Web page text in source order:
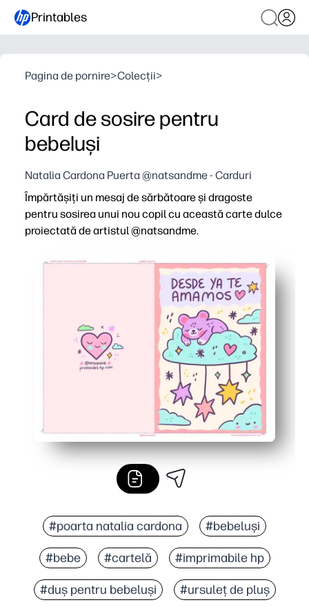
Printables
Pagina de pornire>Colecții>
Card de sosire pentru
bebeluși
Natalia Cardona Puerta @natsandme - Carduri
Împărtășiți un mesaj de sărbătoare și dragoste
pentru sosirea unui nou copil cu această carte dulce
proiectată de artistul @natsandme.
Imprimați, pliați și semnați în câteva minute - perfect
Ilustrația creată de artiști adaugă căldură și farmec -
Goliți interiorul pentru mesaje sincere - personalizați
Proiectat pentru imprimare ușoară la domiciliu -
#poarta natalia cardona #bebeluși
#bebe #cartelă #imprimabile hp
#duș pentru bebeluși #ursuleț de pluș